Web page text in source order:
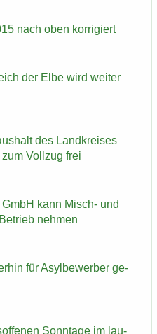
nach oben kor­ri­giert
der Elbe wird wei­ter
des Land­krei­ses
Voll­zug frei
kann Misch-​ und
neh­men
für Asyl­be­wer­ber ge­
Sonn­ta­ge im lau­